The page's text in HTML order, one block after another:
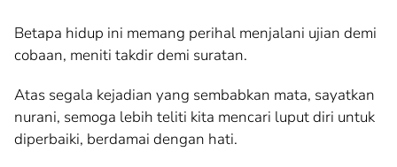
Betapa hidup ini memang perihal menjalani ujian demi
cobaan, meniti takdir demi suratan.
Atas segala kejadian yang sembabkan mata, sayatkan
nurani, semoga lebih teliti kita mencari luput diri untuk
diperbaiki, berdamai dengan hati.